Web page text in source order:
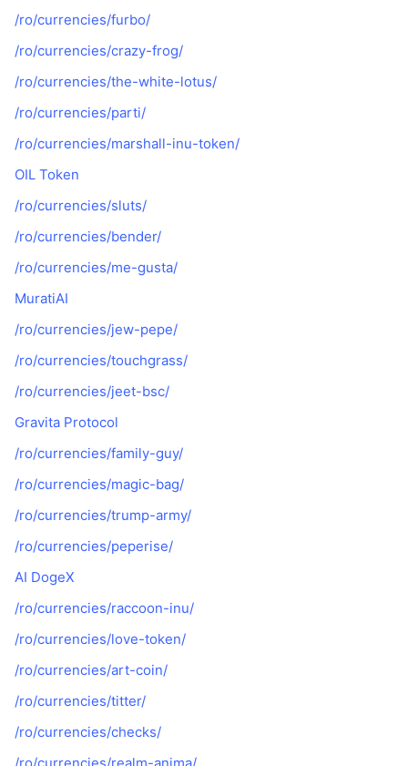
/ro/currencies/furbo/
/ro/currencies/crazy-frog/
/ro/currencies/the-white-lotus/
/ro/currencies/parti/
/ro/currencies/marshall-inu-token/
OIL Token
/ro/currencies/sluts/
/ro/currencies/bender/
/ro/currencies/me-gusta/
MuratiAI
/ro/currencies/jew-pepe/
/ro/currencies/touchgrass/
/ro/currencies/jeet-bsc/
Gravita Protocol
/ro/currencies/family-guy/
/ro/currencies/magic-bag/
/ro/currencies/trump-army/
/ro/currencies/peperise/
AI DogeX
/ro/currencies/raccoon-inu/
/ro/currencies/love-token/
/ro/currencies/art-coin/
/ro/currencies/titter/
/ro/currencies/checks/